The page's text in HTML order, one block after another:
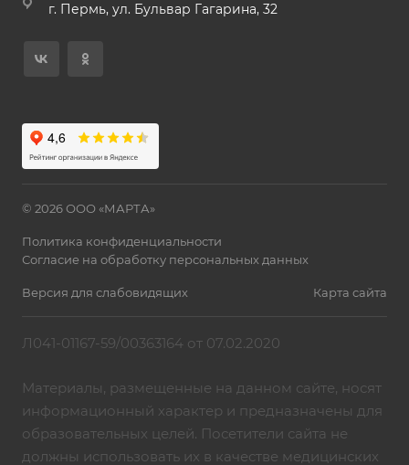
г. Пермь, ул. Бульвар Гагарина, 32
© 2026 ООО «МАРТА»
Политика конфиденциальности
Согласие на обработку персональных данных
Версия для слабовидящих Карта сайта
Л041-01167-59/00363164 от 07.02.2020
Материалы, размещенные на данном сайте, носят
информационный характер и предназначены для
образовательных целей. Посетители сайта не
должны использовать их в качестве медицинских